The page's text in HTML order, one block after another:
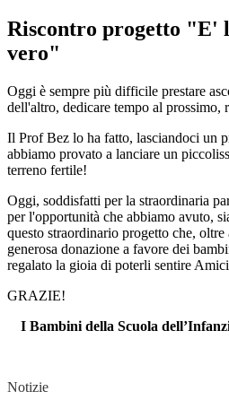
Riscontro progetto "E'
vero"
Oggi è sempre più difficile prestare
dell'altro, dedicare tempo al prossimo,
Il Prof Bez lo ha fatto, lasciandoci un
abbiamo provato a lanciare un
terreno fertile!
Oggi, soddisfatti per la straordinaria
per l'opportunità che abbiamo avuto,
questo straordinario progetto che, oltre
generosa donazione a favore dei
regalato la gioia di poterli sentire
GRAZIE!
I Bambini della Scuola
Notizie